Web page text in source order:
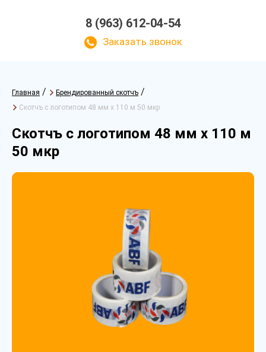
8 (963) 612-04-54
Заказать звонок
Главная / Брендированный скотчъ /
Скотчъ с логотипом 48 мм х 110 м 50 мкр
Скотчъ с логотипом 48 мм х 110 м
50 мкр